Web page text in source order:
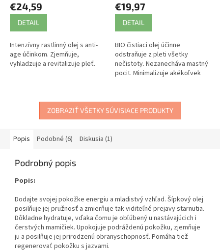
€24,59
DETAIL
Intenzívny rastlinný olej s anti-
age účinkom. Zjemňuje,
vyhladzuje a revitalizuje pleť.
€19,97
DETAIL
BIO čistiaci olej účinne
odstraňuje z pleti všetky
nečistoty. Nezanecháva mastný
pocit. Minimalizuje akékoľvek
ZOBRAZIŤ VŠETKY SÚVISIACE PRODUKTY
Popis Podobné (6) Diskusia (1)
Podrobný popis
Popis:
Dodajte svojej pokožke energiu a mladistvý vzhľad. Šípkový olej
posilňuje jej pružnosť a zmierňuje tak viditeľné prejavy starnutia.
Dôkladne hydratuje, vďaka čomu je obľúbený u nastávajúcich i
čerstvých mamičiek. Upokojuje podráždenú pokožku, zjemňuje
ju a posilňuje jej prirodzenú obranyschopnosť. Pomáha tiež
regenerovať pokožku s jazvami.